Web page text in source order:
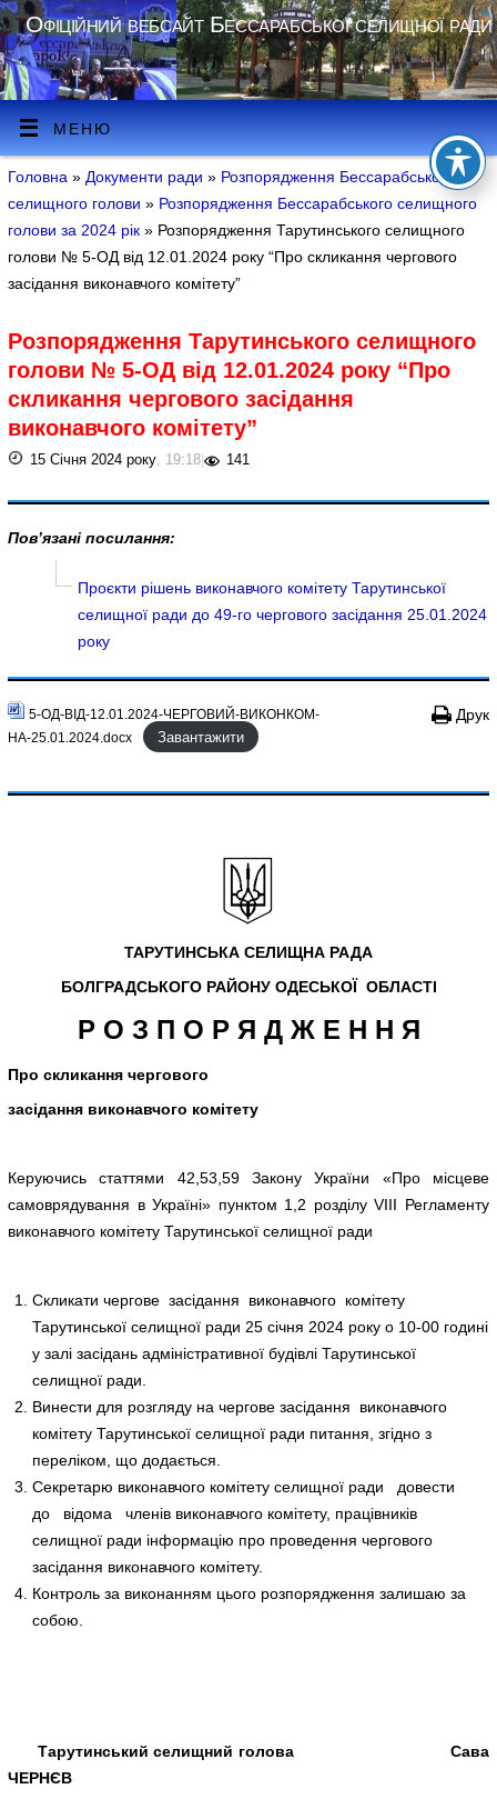
Офіційний вебсайт Бессарабської селищної ради
МЕНЮ
Головна » Документи ради» Розпорядження Бессарабського
селищного голови» Розпорядження Бессарабського селищного
голови за 2024 рік» Розпорядження Тарутинського селищного
голови № 5-ОД від 12.01.2024 року “Про скликання чергового
засідання виконавчого комітету”
Розпорядження Тарутинського селищного
голови № 5-ОД від 12.01.2024 року “Про
скликання чергового засідання
виконавчого комітету”
15 Січня 2024 року, 19:18| 141
Пов’язані посилання:
Проєкти рішень виконавчого комітету Тарутинської
селищної ради до 49-го чергового засідання 25.01.2024
року
5-ОД-ВІД-12.01.2024-ЧЕРГОВИЙ-ВИКОНКОМ-
НА-25.01.2024.docx
Завантажити
Друк
ТАРУТИНСЬКА СЕЛИЩНА РАДА
БОЛГРАДСЬКОГО РАЙОНУ ОДЕСЬКОЇ ОБЛАСТІ
Р О З П О Р Я Д Ж Е Н Н Я
Про скликання чергового
засідання виконавчого комітету
Керуючись статтями 42,53,59 Закону України «Про місцеве
самоврядування в Україні» пунктом 1,2 розділу VIII Регламенту
виконавчого комітету Тарутинської селищної ради
Скликати чергове засідання виконавчого комітету
Тарутинської селищної ради 25 січня 2024 року о 10-00 годині
у залі засідань адміністративної будівлі Тарутинської
селищної ради.
Винести для розгляду на чергове засідання виконавчого
комітету Тарутинської селищної ради питання, згідно з
переліком, що додається.
Секретарю виконавчого комітету селищної ради довести
до відома членів виконавчого комітету, працівників
селищної ради інформацію про проведення чергового
засідання виконавчого комітету.
Контроль за виконанням цього розпорядження залишаю за
собою.
Тарутинський селищний голова Сава
ЧЕРНЄВ